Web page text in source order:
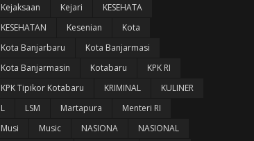
Kejaksaan
Kejari
KESEHATA
KESEHATAN
Kesenian
Kota
Kota Banjarbaru
Kota Banjarmasi
Kota Banjarmasin
Kotabaru
KPK RI
KPK Tipikor Kotabaru
KRIMINAL
KULINER
L
LSM Martapura
Menteri RI
Musi
Music NASIONA
NASIONAL